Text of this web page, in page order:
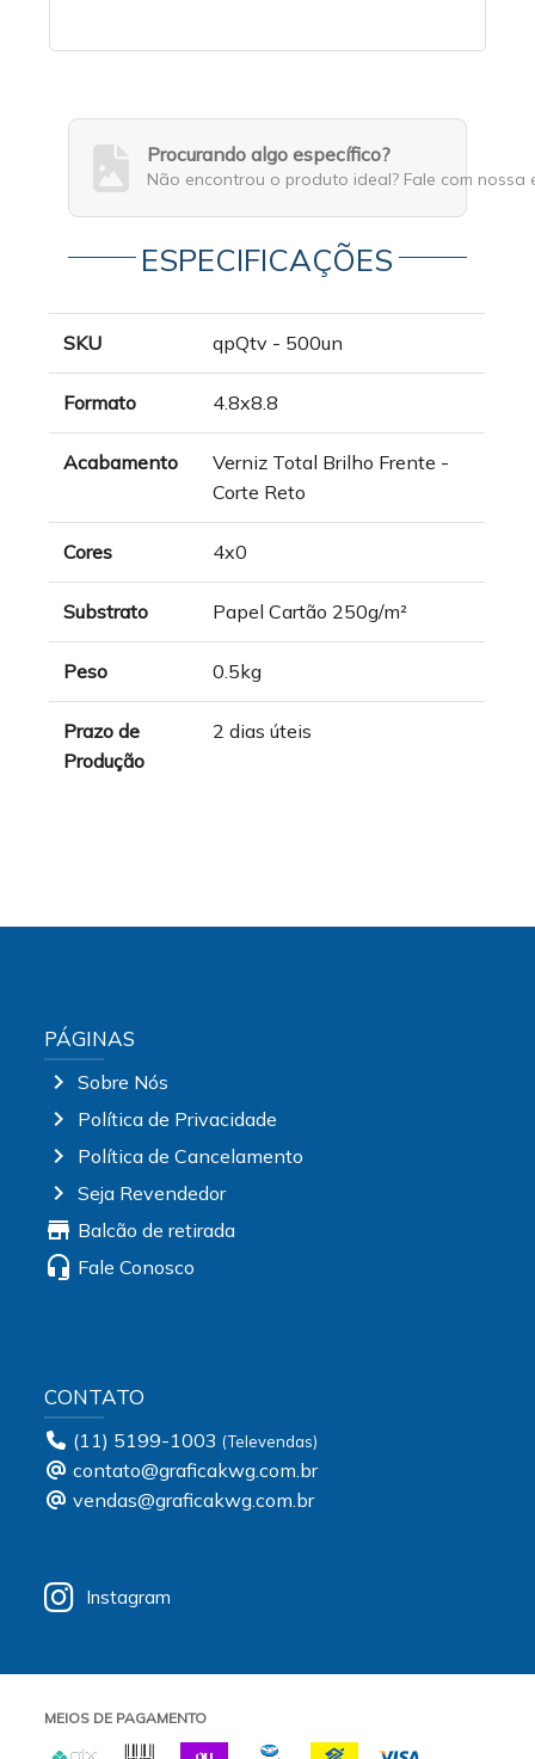
Procurando algo específico?
Não encontrou o produto ideal? Fale com nossa
ESPECIFICAÇÕES
SKU qpQtv - 500un
Formato 4.8x8.8
Acabamento
Verniz Total Brilho Frente -
Corte Reto
Cores 4x0
Substrato Papel Cartão 250g/m²
Peso 0.5kg
Prazo de
Produção
2 dias úteis
PÁGINAS
chevron_right Sobre Nós
chevron_right Política de Privacidade
chevron_right Política de Cancelamento
chevron_right Seja Revendedor
store Balcão de retirada
headset_mic Fale Conosco
CONTATO
(11) 5199-1003
contato@graficakwg.com.br
vendas@graficakwg.com.br
Instagram
MEIOS DE PAGAMENTO